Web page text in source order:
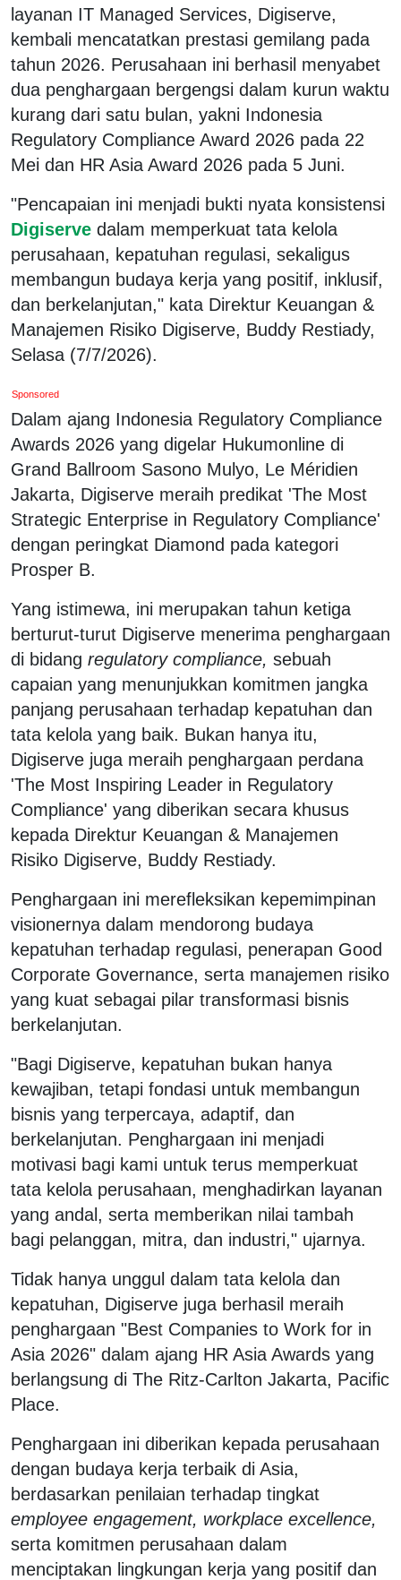
layanan IT Managed Services, Digiserve,
kembali mencatatkan prestasi gemilang pada
tahun 2026. Perusahaan ini berhasil menyabet
dua penghargaan bergengsi dalam kurun waktu
kurang dari satu bulan, yakni Indonesia
Regulatory Compliance Award 2026 pada 22
Mei dan HR Asia Award 2026 pada 5 Juni.
"Pencapaian ini menjadi bukti nyata konsistensi
Digiserve dalam memperkuat tata kelola
perusahaan, kepatuhan regulasi, sekaligus
membangun budaya kerja yang positif, inklusif,
dan berkelanjutan," kata Direktur Keuangan &
Manajemen Risiko Digiserve, Buddy Restiady,
Selasa (7/7/2026).
Sponsored
Dalam ajang Indonesia Regulatory Compliance
Awards 2026 yang digelar Hukumonline di
Grand Ballroom Sasono Mulyo, Le Méridien
Jakarta, Digiserve meraih predikat 'The Most
Strategic Enterprise in Regulatory Compliance'
dengan peringkat Diamond pada kategori
Prosper B.
Yang istimewa, ini merupakan tahun ketiga
berturut-turut Digiserve menerima penghargaan
di bidang regulatory compliance, sebuah
capaian yang menunjukkan komitmen jangka
panjang perusahaan terhadap kepatuhan dan
tata kelola yang baik. Bukan hanya itu,
Digiserve juga meraih penghargaan perdana
'The Most Inspiring Leader in Regulatory
Compliance' yang diberikan secara khusus
kepada Direktur Keuangan & Manajemen
Risiko Digiserve, Buddy Restiady.
Penghargaan ini merefleksikan kepemimpinan
visionernya dalam mendorong budaya
kepatuhan terhadap regulasi, penerapan Good
Corporate Governance, serta manajemen risiko
yang kuat sebagai pilar transformasi bisnis
berkelanjutan.
"Bagi Digiserve, kepatuhan bukan hanya
kewajiban, tetapi fondasi untuk membangun
bisnis yang terpercaya, adaptif, dan
berkelanjutan. Penghargaan ini menjadi
motivasi bagi kami untuk terus memperkuat
tata kelola perusahaan, menghadirkan layanan
yang andal, serta memberikan nilai tambah
bagi pelanggan, mitra, dan industri," ujarnya.
Tidak hanya unggul dalam tata kelola dan
kepatuhan, Digiserve juga berhasil meraih
penghargaan "Best Companies to Work for in
Asia 2026" dalam ajang HR Asia Awards yang
berlangsung di The Ritz-Carlton Jakarta, Pacific
Place.
Penghargaan ini diberikan kepada perusahaan
dengan budaya kerja terbaik di Asia,
berdasarkan penilaian terhadap tingkat
employee engagement, workplace excellence,
serta komitmen perusahaan dalam
menciptakan lingkungan kerja yang positif dan